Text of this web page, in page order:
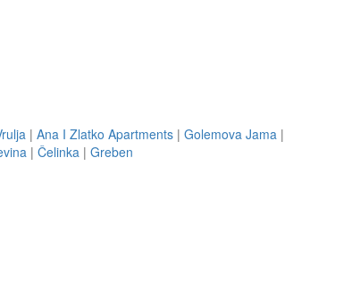
| Ana I Zlatko Apartments | Golemova Jama |
| Čelinka | Greben